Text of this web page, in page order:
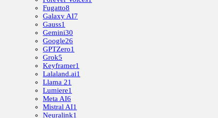
Fugatto8
Galaxy AI7
Gauss1
Gemini30
Google26
GPTZero1
Grok5
Keyframer1
Lalaland.ai1
Llama 21
Lumiere1
Meta AI6
Mistral AI1
Neuralink1